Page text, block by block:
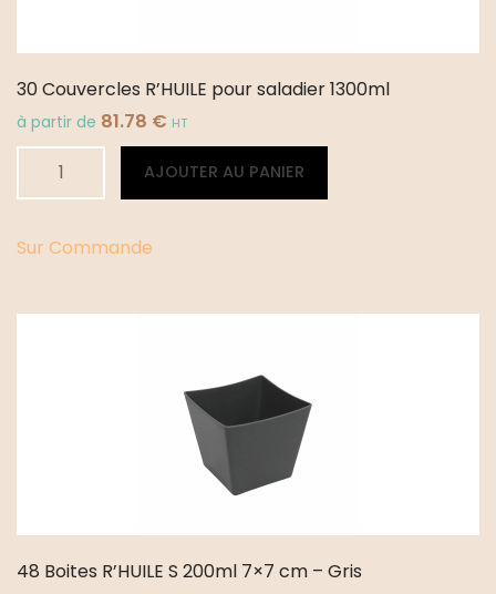
30 Couvercles R’HUILE pour saladier 1300ml
à partir de 81.78 € HT
quantité
Couvercles
saladier
AJOUTER AU PANIER
Sur Commande
48 Boites R’HUILE S 200ml 7×7 cm – Gris